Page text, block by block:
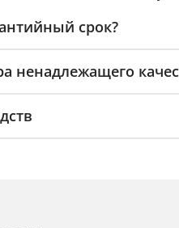
срок?
ненадлежащего